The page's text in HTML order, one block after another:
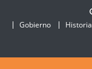
Gobierno
Historia